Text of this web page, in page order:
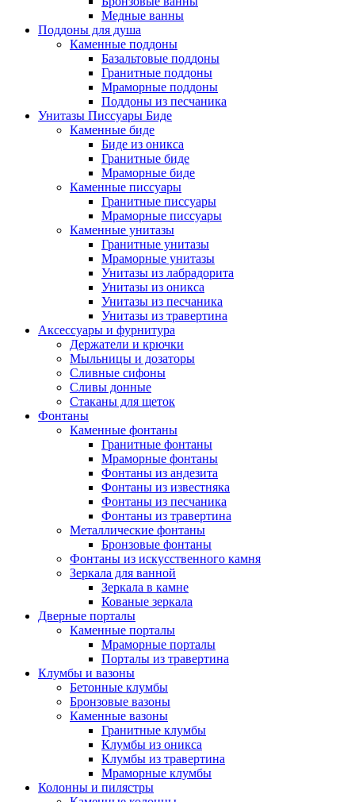
Медные ванны
Поддоны для душа
Каменные поддоны
Базальтовые поддоны
Гранитные поддоны
Мраморные поддоны
Поддоны из песчаника
Унитазы Писсуары Биде
Каменные биде
Биде из оникса
Гранитные биде
Мраморные биде
Каменные писсуары
Гранитные писсуары
Мраморные писсуары
Каменные унитазы
Гранитные унитазы
Мраморные унитазы
Унитазы из лабрадорита
Унитазы из оникса
Унитазы из песчаника
Унитазы из травертина
Аксессуары и фурнитура
Держатели и крючки
Мыльницы и дозаторы
Сливные сифоны
Сливы донные
Стаканы для щеток
Фонтаны
Каменные фонтаны
Гранитные фонтаны
Мраморные фонтаны
Фонтаны из андезита
Фонтаны из известняка
Фонтаны из песчаника
Фонтаны из травертина
Металлические фонтаны
Бронзовые фонтаны
Фонтаны из искусственного камня
Зеркала для ванной
Зеркала в камне
Кованые зеркала
Дверные порталы
Каменные порталы
Мраморные порталы
Порталы из травертина
Клумбы и вазоны
Бетонные клумбы
Бронзовые вазоны
Каменные вазоны
Гранитные клумбы
Клумбы из оникса
Клумбы из травертина
Мраморные клумбы
Колонны и пилястры